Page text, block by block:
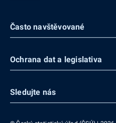
Často navštěvované
Ochrana dat a legislativa
Sledujte nás